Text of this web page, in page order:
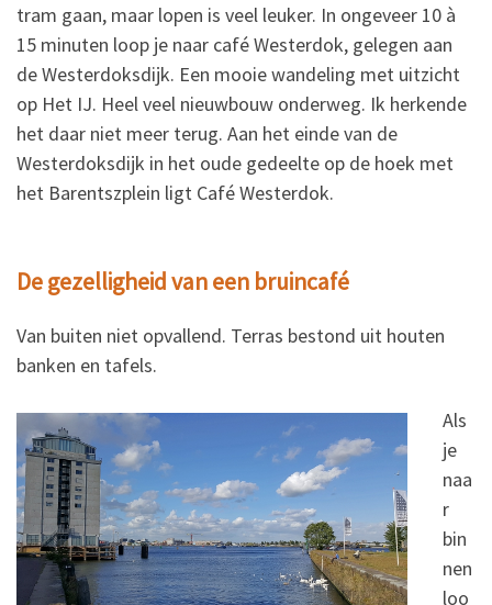
tram gaan, maar lopen is veel leuker. In ongeveer 10 à
15 minuten loop je naar café Westerdok, gelegen aan
de Westerdoksdijk. Een mooie wandeling met uitzicht
op Het IJ. Heel veel nieuwbouw onderweg. Ik herkende
het daar niet meer terug. Aan het einde van de
Westerdoksdijk in het oude gedeelte op de hoek met
het Barentszplein ligt Café Westerdok.
De gezelligheid van een bruincafé
Van buiten niet opvallend. Terras bestond uit houten
banken en tafels.
Als
je
naa
r
bin
nen
loo